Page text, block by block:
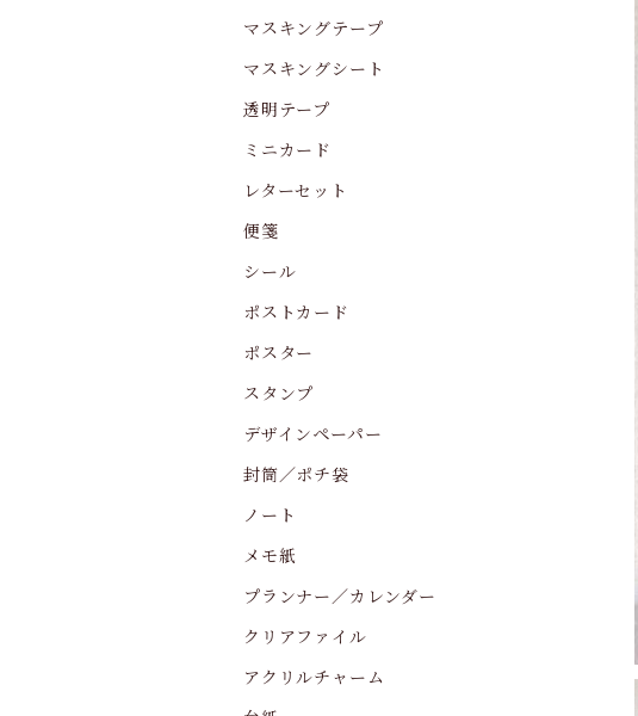
マスキングテープ
マスキングシート
透明テープ
ミニカード
レターセット
便箋
シール
ポストカード
ポスター
スタンプ
デザインペーパー
封筒／ポチ袋
ノート
メモ紙
プランナー／カレンダー
クリアファイル
アクリルチャーム